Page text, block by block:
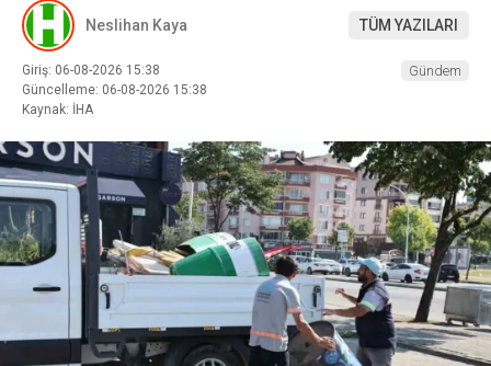
Neslihan Kaya TÜM YAZILARI
Giriş: 06-08-2026 15:38
Güncelleme: 06-08-2026 15:38
Kaynak: İHA
Gündem